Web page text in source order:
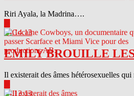
Riri Ayala, la Madrina….
04.14.13
EMILY BROUILLE
Il existerait des âmes hétérosexuelles
04.13.13